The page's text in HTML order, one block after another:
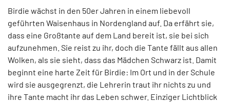
Birdie wächst in den 50er Jahren in einem liebevoll
geführten Waisenhaus in Nordengland auf. Da erfährt sie,
dass eine Großtante auf dem Land bereit ist, sie bei sich
aufzunehmen. Sie reist zu ihr, doch die Tante fällt aus allen
Wolken, als sie sieht, dass das Mädchen Schwarz ist. Damit
beginnt eine harte Zeit für Birdie: Im Ort und in der Schule
wird sie ausgegrenzt, die Lehrerin traut ihr nichts zu und
ihre Tante macht ihr das Leben schwer. Einziger Lichtblick